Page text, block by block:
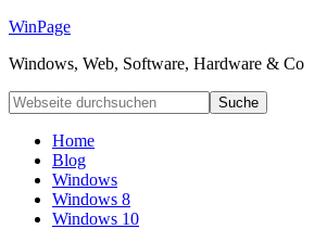
WinPage
Windows, Web, Software, Hardware & Co
Home
Blog
Windows
Windows 8
Windows 10